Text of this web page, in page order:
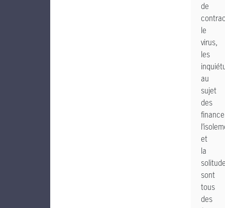
de
le
virus,
les
au
sujet
des
et
la
sont
tous
des